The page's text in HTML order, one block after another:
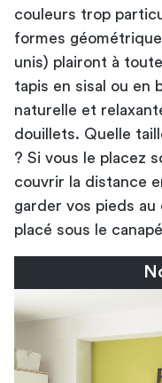
couleurs trop
formes
unis) plairont à
tapis en sisal ou en
naturelle et
douillets. Quelle
? Si vous le placez
couvrir la distance
garder vos pieds
placé sous le